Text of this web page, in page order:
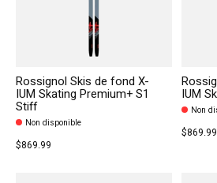
Rossignol Skis de fond X-
IUM Skating Premium+ S1
Stiff
Non disponible
$869.99
IUM
Non
$869.99